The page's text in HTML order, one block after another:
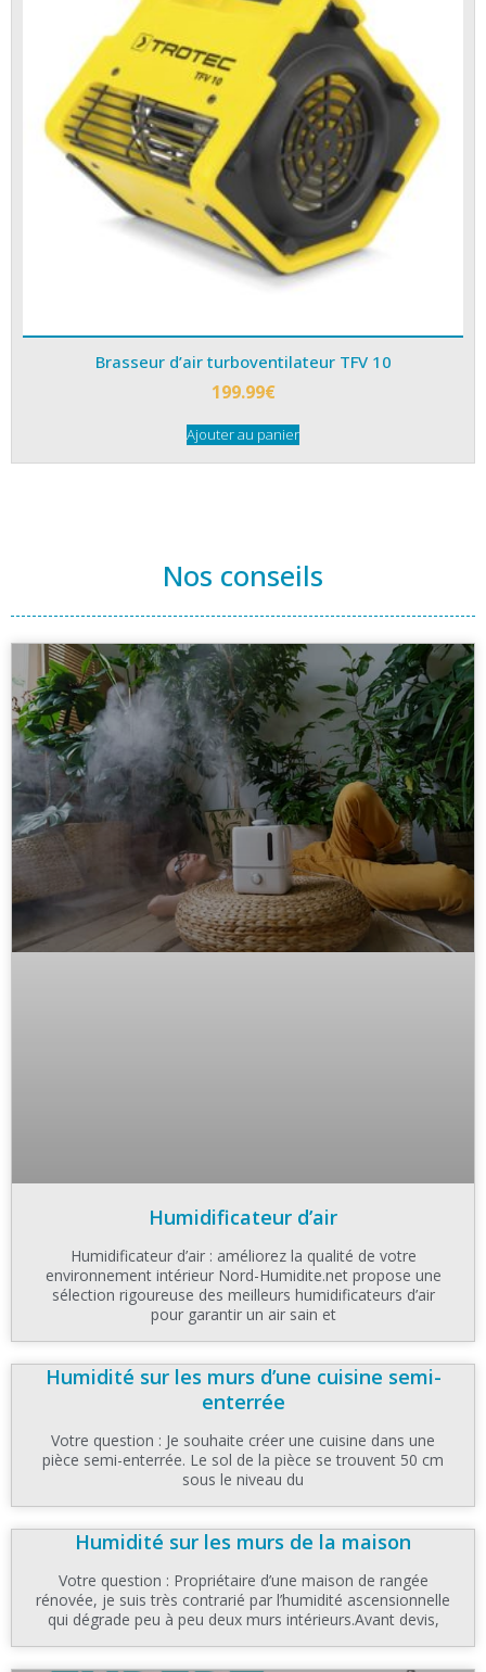
Brasseur d’air turboventilateur TFV 10
199.99€
Ajouter au panier
Nos conseils
Humidificateur d’air
Humidificateur d’air : améliorez la qualité de votre
environnement intérieur Nord-Humidite.net propose une
sélection rigoureuse des meilleurs humidificateurs d’air
pour garantir un air sain et
Humidité sur les murs d’une cuisine semi-
enterrée
Votre question : Je souhaite créer une cuisine dans une
pièce semi-enterrée. Le sol de la pièce se trouvent 50 cm
sous le niveau du
Humidité sur les murs de la maison
Votre question : Propriétaire d’une maison de rangée
rénovée, je suis très contrarié par l’humidité ascensionnelle
qui dégrade peu à peu deux murs intérieurs.Avant devis,